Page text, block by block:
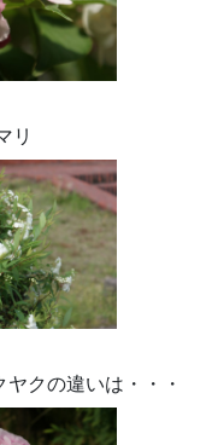
リ
クの違いは・・・